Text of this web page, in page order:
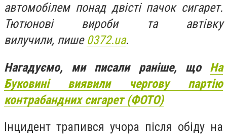
автомобілем понад двісті пачок сигарет.
Тютюнові вироби та автівку
вилучили, пише 0372.ua.
Нагадуємо, ми писали раніше, що На
Буковині виявили чергову партію
контрабандних сигарет (ФОТО)
Інцидент трапився учора після обіду на